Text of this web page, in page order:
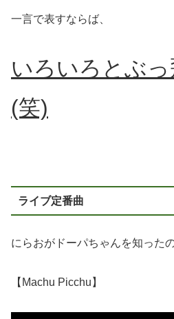
一言で表すならば、
いろいろとぶ
(笑)
ライブ定番曲
にらおがドーパちゃんを知った
【Machu Picchu】